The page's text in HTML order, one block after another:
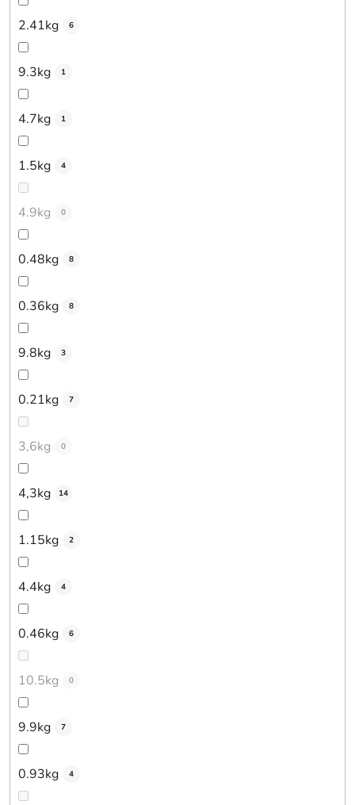
2.41kg 6
9.3kg 1
4.7kg 1
1.5kg 4
4.9kg 0
0.48kg 8
0.36kg 8
9.8kg 3
0.21kg 7
3,6kg 0
4,3kg 14
1.15kg 2
4.4kg 4
0.46kg 6
10.5kg 0
9.9kg 7
0.93kg 4